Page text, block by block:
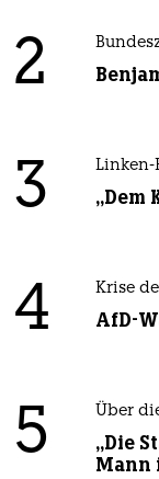
2
3 Linken-
„Dem
4 Krise
AfD-
5 Über
„Die
Mann